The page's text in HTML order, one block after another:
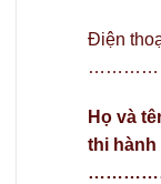
Điện
Họ và
thi hành